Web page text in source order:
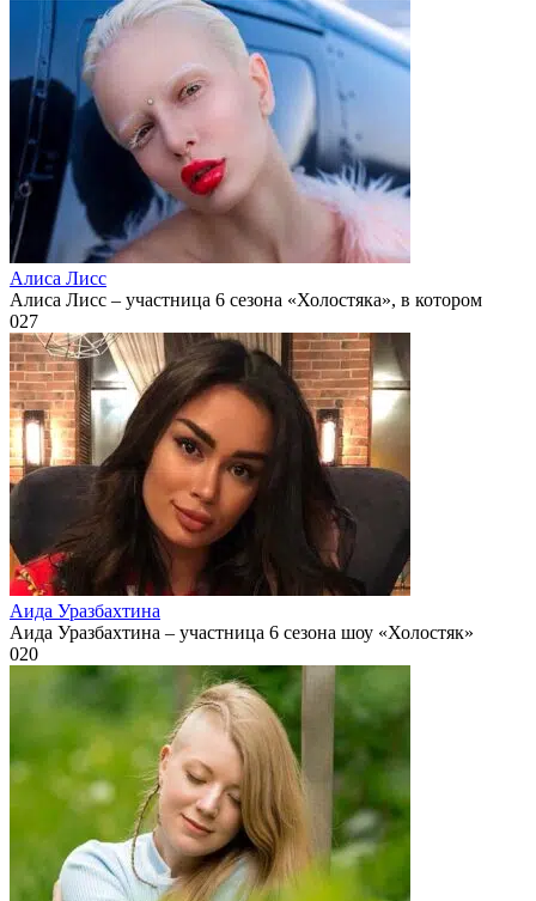
Алиса Лисс
Алиса Лисс – участница 6 сезона «Холостяка», в котором
027
Аида Уразбахтина
Аида Уразбахтина – участница 6 сезона шоу «Холостяк»
020